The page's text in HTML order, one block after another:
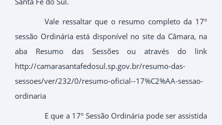
Vale ressaltar que o resumo completo da 17º
sessão Ordinária está disponível no site da Câmara, na
aba Resumo das Sessões ou através do link
http://camarasantafedosul.sp.gov.br/resumo-das-
sessoes/ver/232/0/resumo-oficial--17%C2%AA-sessao-
ordinaria
E que a 17º Sessão Ordinária pode ser assistida